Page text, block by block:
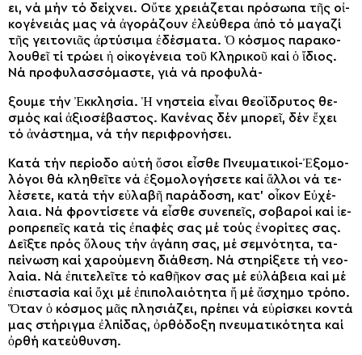
ει, νά μήν τό δεί­χνει. Οὔ­τε χρει­ά­ζε­ται πρό­σω­πα τῆς οἰ­
κο­γέ­νειάς μας νά ἀ­γο­ρά­ζουν ἐ­λεύ­θε­ρα ἀ­πό τό μα­γα­ζί
τῆς γει­το­νιᾶς ἀρ­τύ­σι­μα ἐ­δέ­σμα­τα. Ὁ κό­σμος πα­ρα­κο­
λου­θεῖ τί τρώ­ει ἡ οἰ­κο­γέ­νεια τοῦ Κλη­ρι­κοῦ καί ὁ ἴ­διος.
Νά προ­φυ­λασ­σό­μα­στε, γιά νά προ­φυ­λά-­
ξου­με τήν Ἐκ­κλη­σί­α. Ἡ νη­στεί­α εἶ­ναι θε­ο­ΐ­δρυ­τος θε­
σμός καί ἀ­ξι­ο­σέ­βα­στος. Κα­νέ­νας δέν μπο­ρεῖ, δέν ἔ­χει
τό ἀ­νά­στη­μα, νά τήν πε­ρι­φρο­νή­σει.
Κα­τά τήν πε­ρί­ο­δο αὐ­τή ὅ­σοι εἶ­σθε Πνευ­μα­τι­κοί-Ἐ­ξο­μο­
λό­γοι θά κλη­θεῖ­τε νά ἐ­ξο­μο­λο­γή­σε­τε καί ἄλ­λοι νά τε­
λέ­σε­τε, κα­τά τήν εὐ­λα­βῆ πα­ρά­δο­ση, κα­τ’ οἶ­κον Εὐ­χέ­
λαι­α. Νά φρον­τί­σε­τε νά εἶ­σθε συ­νε­πεῖς, σο­βα­ροί καί ἱ­ε­
ρο­πρε­πεῖς κα­τά τίς ἐ­πα­φές σας μέ τούς ἐ­νο­ρί­τες σας.
Δεῖξ­τε πρός ὅ­λους τήν ἀ­γά­πη σας, μέ σε­μνό­τη­τα, τα­
πεί­νω­ση καί χα­ρού­με­νη δι­ά­θε­ση. Νά στη­ρί­ξε­τε τή νε­ο­
λαί­α. Νά ἐ­πι­τε­λεῖ­τε τό κα­θῆ­κον σας μέ εὐ­λά­βεια καί μέ
ἐ­πι­στα­σί­α καί ὄ­χι μέ ἐ­πι­πο­λαι­ό­τη­τα ἤ μέ ἄ­σχη­μο τρό­πο.
Ὅ­ταν ὁ κό­σμος μᾶς πλη­σιά­ζει, πρέ­πει νά εὑ­ρί­σκει κον­τά
μας στή­ριγ­μα ἐλ­πί­δας, ὀρ­θό­δο­ξη πνευ­μα­τι­κό­τη­τα καί
ὀρ­θή κα­τεύ­θυν­ση.